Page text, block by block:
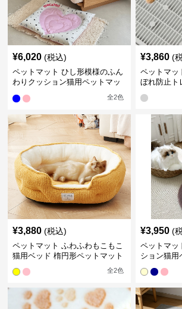
¥6,020 (税込)
ペットマット ひし形模様のふん
わりクッション猫用ペットマッ
全2色
¥3,860 (
ペットマッ
ぼれ防止ト
¥3,880 (税込)
ペットマット ふわふわもこもこ
猫用ベッド 楕円形ペットマット
全2色
¥3,950 (
ペットマッ
ション猫用